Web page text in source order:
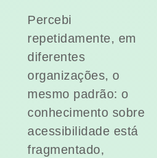
Percebi
repetidamente, em
diferentes
organizações, o
mesmo padrão: o
conhecimento sobre
acessibilidade está
fragmentado,